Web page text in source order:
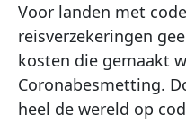
Voor landen met
reisverzekeringen
kosten die gemaakt
Coronabesmetting.
heel de wereld op